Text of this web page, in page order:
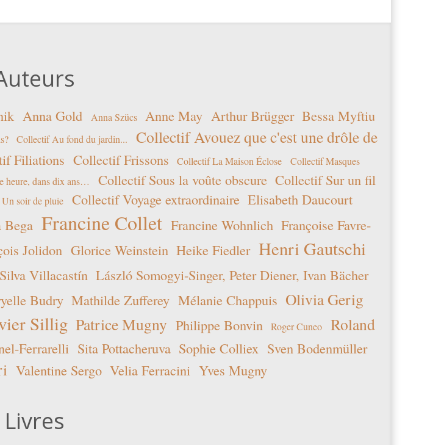
Anna Gold Anna Szücs Anne May Arthur Brügger Bessa Myftiu
Collectif Au fond du jardin...
Collectif Avouez que c'est une drôle de
Filiations Collectif Frissons Collectif La Maison Éclose Collectif Masques
heure, dans dix ans… Collectif Sous la voûte obscure Collectif Sur un fil
soir de pluie Collectif Voyage extraordinaire Elisabeth Daucourt
Bega Francine Collet Francine Wohnlich Françoise Favre-
Jolidon Glorice Weinstein Heike Fiedler Henri Gautschi
Villacastín László Somogyi-Singer, Peter Diener, Ivan Bächer
Budry Mathilde Zufferey Mélanie Chappuis Olivia Gerig
Sillig Patrice Mugny Philippe Bonvin Roger Cuneo
Roland
Ferrarelli Sita Pottacheruva Sophie Colliex Sven Bodenmüller
Valentine Sergo Velia Ferracini Yves Mugny
Livres